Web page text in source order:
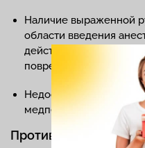
Наличие выраженной
области введения
действия анестетика и
повреждения нерва
Недоступность
медперсоналом.
Противопоказания к